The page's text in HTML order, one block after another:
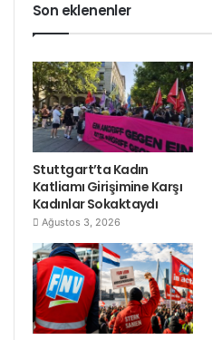
Son eklenenler
Stuttgart’ta Kadın
Katliamı Girişimine Karşı
Kadınlar Sokaktaydı
Ağustos 3, 2026